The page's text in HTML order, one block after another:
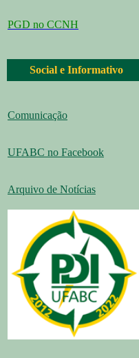
PGD no CCNH
Social e Informativo
Comunicação
UFABC no Facebook
Arquivo de Notícias